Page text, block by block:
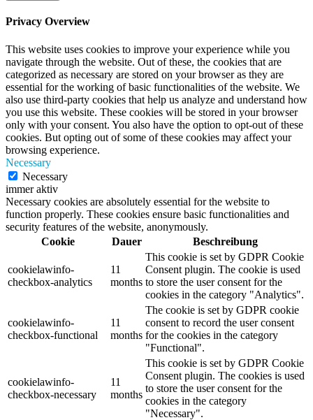
Privacy Overview
This website uses cookies to improve your experience while you
navigate through the website. Out of these, the cookies that are
categorized as necessary are stored on your browser as they are
essential for the working of basic functionalities of the website. We
also use third-party cookies that help us analyze and understand how
you use this website. These cookies will be stored in your browser
only with your consent. You also have the option to opt-out of these
cookies. But opting out of some of these cookies may affect your
browsing experience.
Necessary
Necessary
immer aktiv
Necessary cookies are absolutely essential for the website to
function properly. These cookies ensure basic functionalities and
security features of the website, anonymously.
Cookie
Dauer Beschreibung
cookielawinfo-
checkbox-analytics
11
months
This cookie is set by GDPR Cookie
Consent plugin. The cookie is used
to store the user consent for the
cookies in the category "Analytics".
cookielawinfo-
checkbox-functional
11
months
The cookie is set by GDPR cookie
consent to record the user consent
for the cookies in the category
"Functional".
cookielawinfo-
checkbox-necessary
11
months
This cookie is set by GDPR Cookie
Consent plugin. The cookies is used
to store the user consent for the
cookies in the category
"Necessary".